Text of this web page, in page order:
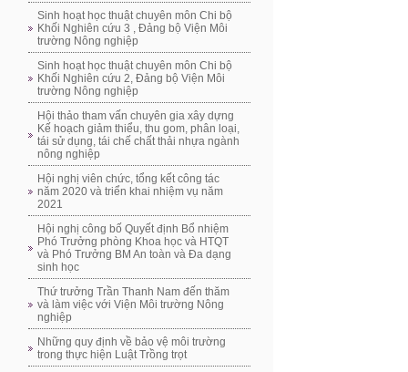
Sinh hoạt học thuật chuyên môn Chi bộ
Khối Nghiên cứu 3 , Đảng bộ Viện Môi
trường Nông nghiệp
Sinh hoạt học thuật chuyên môn Chi bộ
Khối Nghiên cứu 2, Đảng bộ Viện Môi
trường Nông nghiệp
Hội thảo tham vấn chuyên gia xây dựng
Kế hoạch giảm thiểu, thu gom, phân loại,
tái sử dụng, tái chế chất thải nhựa ngành
nông nghiệp
Hội nghị viên chức, tổng kết công tác
năm 2020 và triển khai nhiệm vụ năm
2021
Hội nghị công bố Quyết định Bổ nhiệm
Phó Trưởng phòng Khoa học và HTQT
và Phó Trưởng BM An toàn và Đa dạng
sinh học
Thứ trưởng Trần Thanh Nam đến thăm
và làm việc với Viện Môi trường Nông
nghiệp
Những quy định về bảo vệ môi trường
trong thực hiện Luật Trồng trọt